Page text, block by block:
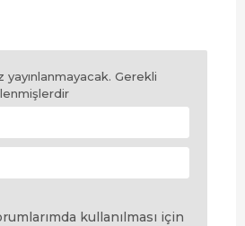
Gerekli
kullanılması için